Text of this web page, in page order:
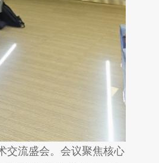
交流盛会。会议聚焦核心